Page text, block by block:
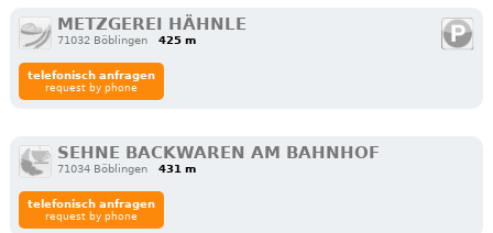
METZGEREI HÄHNLE
71032 Böblingen 425 m
telefonisch anfragen
request by phone
SEHNE BACKWAREN AM BAHNHOF
71034 Böblingen 431 m
telefonisch anfragen
request by phone